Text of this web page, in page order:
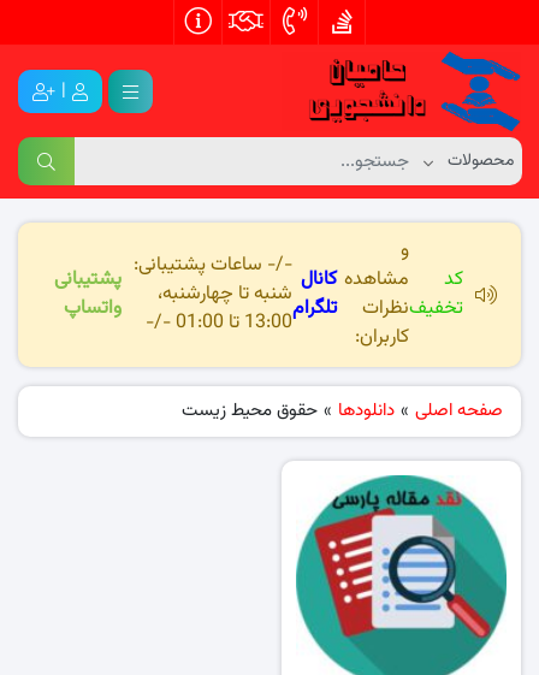
|
کد
تخفیف
و
مشاهده
نظرات
کاربران:
کانال
تلگرام
-/- ساعات پشتیبانی:
شنبه تا چهارشنبه،
13:00 تا 01:00 -/-
پشتیبانی
واتساپ
صفحه اصلی » دانلودها » حقوق محیط زیست